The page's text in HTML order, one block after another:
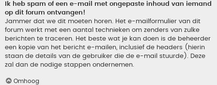
Ik heb spam of een e-mail met ongepaste inhoud van iemand
op dit forum ontvangen!
Jammer dat we dit moeten horen. Het e-mailformulier van dit
forum werkt met een aantal technieken om zenders van zulke
berichten te traceren. Het beste wat je kan doen is de beheerder
een kopie van het bericht e-mailen, inclusief de headers (hierin
staan de details van de gebruiker die de e-mail stuurde). Deze
zal dan de nodige stappen ondernemen.
Omhoog